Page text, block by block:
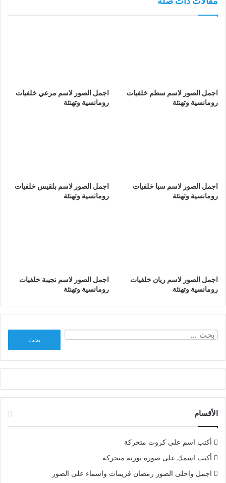
اجمل الصور لاسم سطم خلفيات
رومانسية وتهنئة
اجمل الصور لاسم مرعي خلفيات
رومانسية وتهنئة
اجمل الصور لاسم سبا خلفيات
رومانسية وتهنئة
اجمل الصور لاسم بلقيس خلفيات
رومانسية وتهنئة
اجمل الصور لاسم ريان خلفيات
رومانسية وتهنئة
اجمل الصور لاسم نجيبة خلفيات
رومانسية وتهنئة
الأقسام
أكتب اسم على كروت متحركة
أكتب اسمك على صورة تورتة متحركة
اجمل واحلى الصور رمضان فريمات واسماء على الصور